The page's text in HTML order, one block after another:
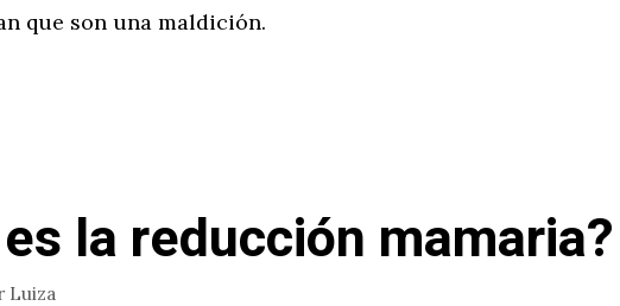
que son una maldición.
la reducción mamaria?
Luiza